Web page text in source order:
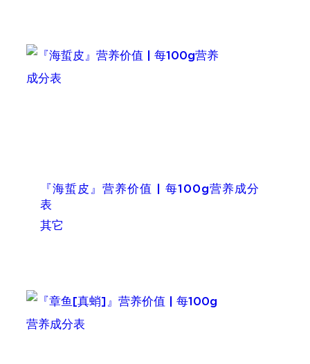
『海蜇皮』营养价值 | 每100g营养成分
表
其它